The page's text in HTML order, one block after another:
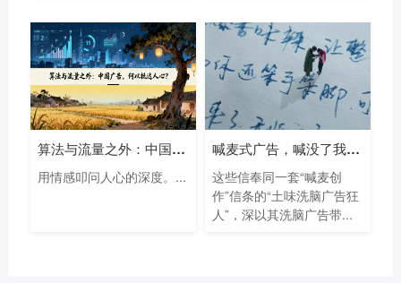
算法与流量之外：中国广告，何以抵达人
用情感叩问人心的深度。...
喊麦式广告，喊没了我们的购物欲
这些信奉同一套“喊麦创
作”信条的“土味洗脑广告狂
人”，深以其洗脑广告带...